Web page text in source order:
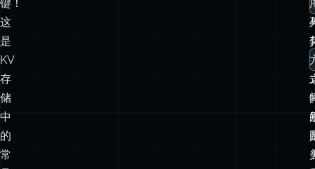
存
储
中
的
常
见
模
式。
键